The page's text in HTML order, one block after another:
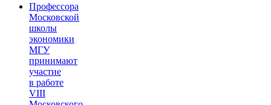
Профессора
Московской
школы
экономики
МГУ
принимают
участие
в работе
VIII